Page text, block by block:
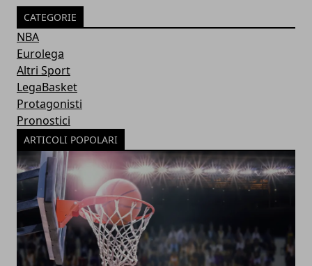
CATEGORIE
NBA
Eurolega
Altri Sport
LegaBasket
Protagonisti
Pronostici
ARTICOLI POPOLARI